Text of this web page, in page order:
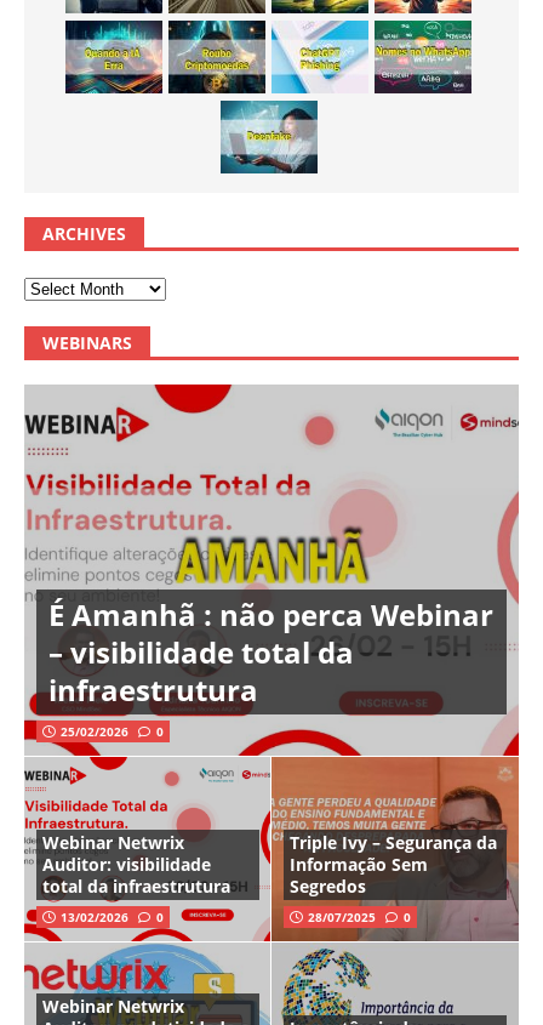
ARCHIVES
WEBINARS
É Amanhã : não perca Webinar
– visibilidade total da
infraestrutura
25/02/2026 0
Webinar Netwrix
Auditor: visibilidade
total da infraestrutura
13/02/2026 0
Triple Ivy – Segurança da
Informação Sem
Segredos
28/07/2025 0
Webinar Netwrix